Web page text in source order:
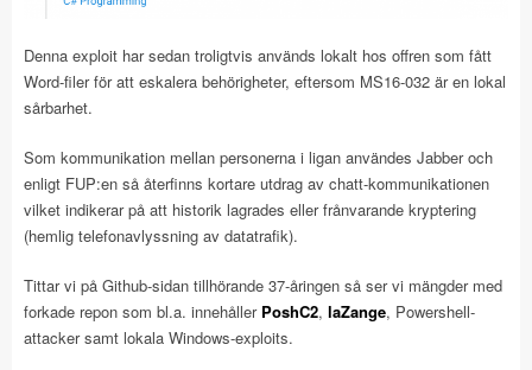
Denna exploit har sedan troligtvis används lokalt hos offren som fått
Word-filer för att eskalera behörigheter, eftersom MS16-032 är en lokal
sårbarhet.
Som kommunikation mellan personerna i ligan användes Jabber och
enligt FUP:en så återfinns kortare utdrag av chatt-kommunikationen
vilket indikerar på att historik lagrades eller frånvarande kryptering
(hemlig telefonavlyssning av datatrafik).
Tittar vi på Github-sidan tillhörande 37-åringen så ser vi mängder med
forkade repon som bl.a. innehåller PoshC2, laZange, Powershell-
attacker samt lokala Windows-exploits.